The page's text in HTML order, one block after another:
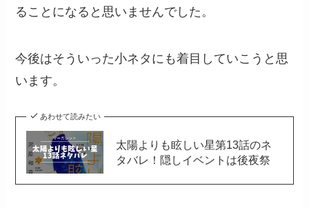
ることになると思いませんでした。
今後はそういった小ネタにも着目していこうと思
います。
あわせて読みたい
太陽よりも眩しい星第13話のネ
タバレ！隠しイベントは後夜祭